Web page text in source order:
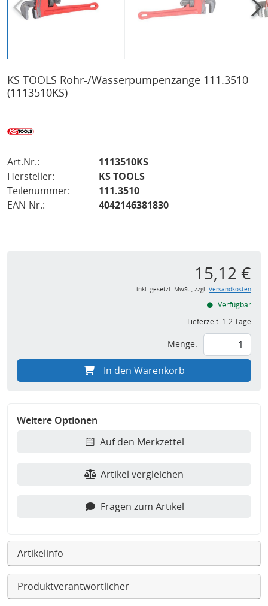
KS TOOLS Rohr-/Wasserpumpenzange 111.3510
(1113510KS)
Art.Nr.:
1113510KS
Hersteller:
KS TOOLS
Teilenummer:
111.3510
EAN-Nr.:
4042146381830
15,12 €
inkl. gesetzl. MwSt., zzgl. Versandkosten
Verfügbar
Lieferzeit: 1-2 Tage
Menge:
In den Warenkorb
Weitere Optionen
Auf den Merkzettel
Artikel vergleichen
Fragen zum Artikel
Artikelinfo
Produktverantwortlicher